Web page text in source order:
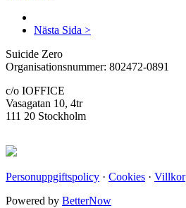
Nästa Sida >
Suicide Zero
Organisationsnummer: 802472-0891
c/o IOFFICE
Vasagatan 10, 4tr
111 20 Stockholm
Personuppgiftspolicy · Cookies · Villkor
Powered by BetterNow